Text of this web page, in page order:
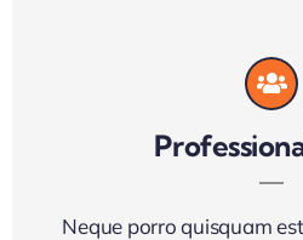
Neque porro quisquam